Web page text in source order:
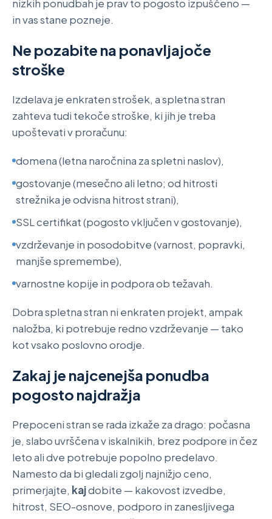
nizkih ponudbah je prav to pogosto izpuščeno —
in vas stane pozneje.
Ne pozabite na ponavljajoče
stroške
Izdelava je enkraten strošek, a spletna stran
zahteva tudi tekoče stroške, ki jih je treba
upoštevati v proračunu:
domena (letna naročnina za spletni naslov),
gostovanje (mesečno ali letno; od hitrosti
strežnika je odvisna hitrost strani),
SSL certifikat (pogosto vključen v gostovanje),
vzdrževanje in posodobitve (varnost, popravki,
manjše spremembe),
varnostne kopije in podpora ob težavah.
Dobra spletna stran ni enkraten projekt, ampak
naložba, ki potrebuje redno vzdrževanje — tako
kot vsako poslovno orodje.
Zakaj je najcenejša ponudba
pogosto najdražja
Prepoceni stran se rada izkaže za drago: počasna
je, slabo uvrščena v iskalnikih, brez podpore in čez
leto ali dve potrebuje popolno predelavo.
Namesto da bi gledali zgolj najnižjo ceno,
primerjajte, kajdobite — kakovost izvedbe,
hitrost, SEO-osnove, podporo in zanesljivega